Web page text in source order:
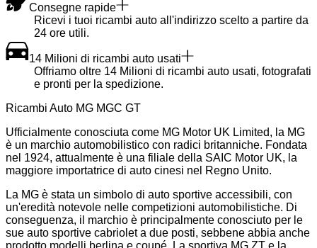
Consegne rapide
Ricevi i tuoi ricambi auto all'indirizzo scelto a partire da
24 ore utili.
14 Milioni di ricambi auto usati
Offriamo oltre 14 Milioni di ricambi auto usati, fotografati
e pronti per la spedizione.
Ricambi Auto MG MGC GT
Ufficialmente conosciuta come MG Motor UK Limited, la MG
è un marchio automobilistico con radici britanniche. Fondata
nel 1924, attualmente è una filiale della SAIC Motor UK, la
maggiore importatrice di auto cinesi nel Regno Unito.
La MG è stata un simbolo di auto sportive accessibili, con
un'eredità notevole nelle competizioni automobilistiche. Di
conseguenza, il marchio è principalmente conosciuto per le
sue auto sportive cabriolet a due posti, sebbene abbia anche
prodotto modelli berlina e coupé. La sportiva MG ZT e la